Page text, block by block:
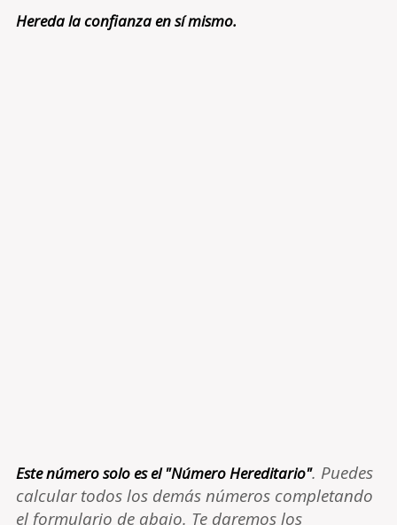
Hereda la confianza en sí mismo.
Este número solo es el "Número Hereditario". Puedes
calcular todos los demás números completando
el formulario de abajo. Te daremos los